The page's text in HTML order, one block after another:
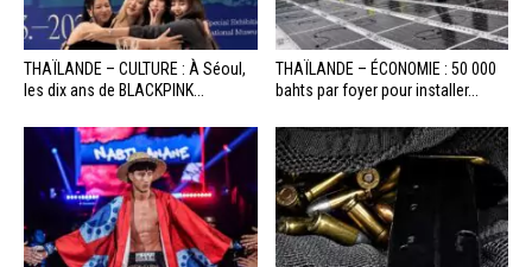
THAÏLANDE – CULTURE : À Séoul,
les dix ans de BLACKPINK...
THAÏLANDE – ÉCONOMIE : 50 000
bahts par foyer pour installer...